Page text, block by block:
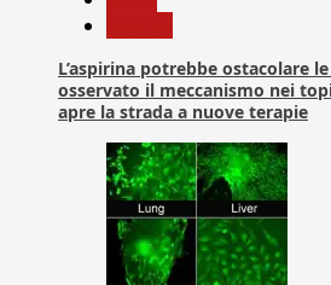
L’aspirina potrebbe ostacolare
osservato il meccanismo nei
apre la strada a nuove terapie